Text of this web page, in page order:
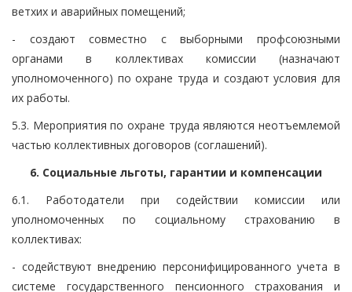
ветхих и аварийных помещений;
- создают совместно с выборными профсоюзными
органами в коллективах комиссии (назначают
уполномоченного) по охране труда и создают условия для
их работы.
5.3. Мероприятия по охране труда являются неотъемлемой
частью коллективных договоров (соглашений).
6. Социальные льготы, гарантии и компенсации
6.1. Работодатели при содействии комиссии или
уполномоченных по социальному страхованию в
коллективах:
- содействуют внедрению персонифицированного учета в
системе государственного пенсионного страхования и